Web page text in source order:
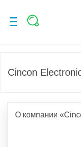
Cincon
О компании